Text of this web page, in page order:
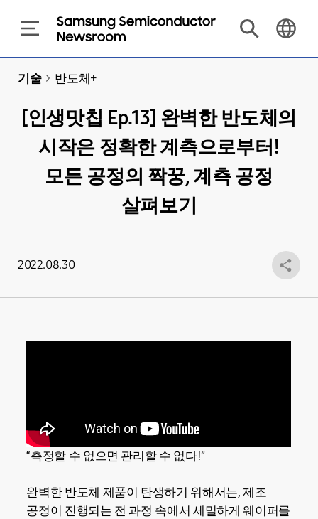
기술 > 반도체+
[인생맛칩 Ep.13] 완벽한 반도체의
시작은 정확한 계측으로부터!
모든 공정의 짝꿍, 계측 공정
살펴보기
2022.08.30
“측정할 수 없으면 관리할 수 없다!”
완벽한 반도체 제품이 탄생하기 위해서는, 제조
공정이 진행되는 전 과정 속에서 세밀하게 웨이퍼를